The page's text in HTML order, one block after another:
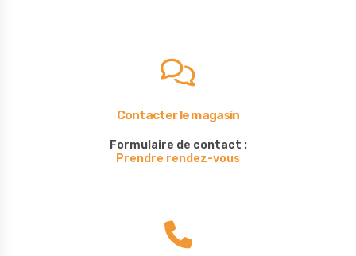
Contacter le magasin
Formulaire de contact :
Prendre rendez-vous